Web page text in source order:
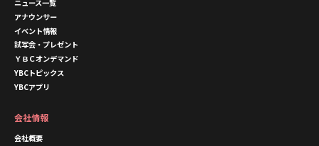
ニュース一覧
アナウンサー
イベント情報
試写会・プレゼント
ＹＢＣオンデマンド
YBCトピックス
YBCアプリ
会社情報
会社概要